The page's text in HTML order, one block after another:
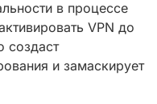
в процессе
VPN до
создаст
и замаскирует